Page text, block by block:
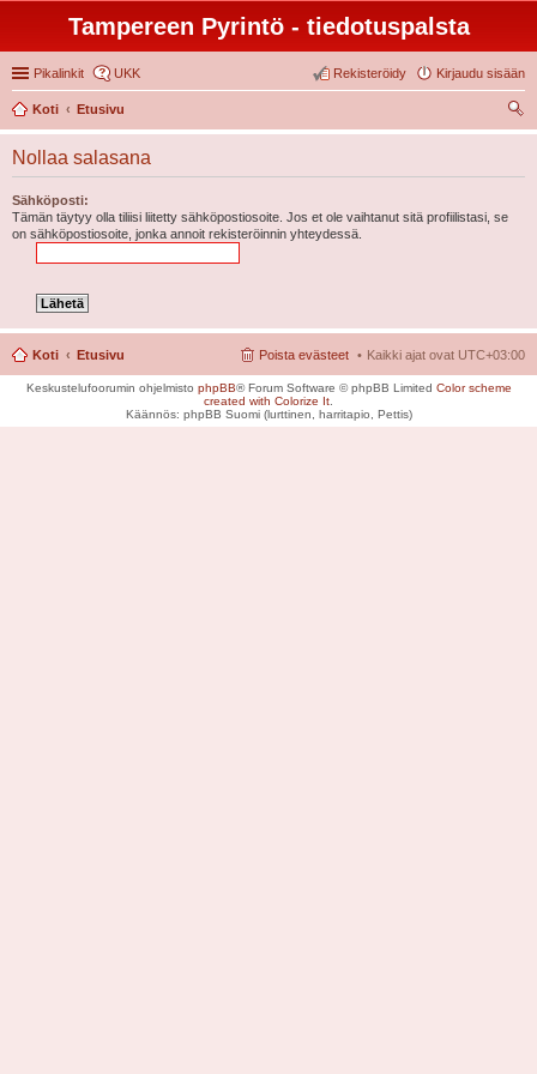
Tampereen Pyrintö - tiedotuspalsta
Pikalinkit UKK Kirjaudu sisään
Rekisteröidy
Koti
Etusivu
tsi
Nollaa salasana
Sähköposti:
Tämän täytyy olla tiliisi liitetty sähköpostiosoite. Jos et ole vaihtanut sitä profiilistasi, se
on sähköpostiosoite, jonka annoit rekisteröinnin yhteydessä.
Koti Etusivu Kaikki ajat ovat UTC+03:00
Poista evästeet
Keskustelufoorumin ohjelmisto phpBB® Forum Software © phpBB Limited Color scheme
created with Colorize It
Käännös: phpBB Suomi (lurttinen, harritapio, Pettis)